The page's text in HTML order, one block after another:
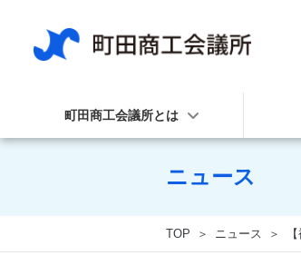
町田商工会議所とは
ニュース
TOP ニュース